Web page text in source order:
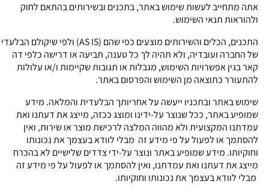
אתה מתחייב לעשות שימוש באתר, בתכנים ובשירותים בהתאם לחוק
ולהוראות תנאי השימוש.
התכנים, הכלים והשירותים מוצעים כפי שהם (AS IS) ולפי שיקולם הבלעדי
של החברה ועובדיה, ולא תהיה לך כל טענה, תביעה או דרישה כלפי דה
קאר בגין אפשרויות השימוש, מגבלות או תגובות שקיימות ו/או עלולות
להתעורר כתוצאה מן השימוש והפרסום באתר.
שימוש באתר ובתכניו ייעשה על אחריותך הבלעדית והמלאה. מידע
שמופיע באתר, ככל שנוצר על-ידינו ומוצג ככזה, מייצג את דעתנו ואת
עמדתנו המקצועית ולא מהווה המלצה לרכישת מוצר או שירות, ואין
להסתמך או לפעול על פי מידע זה מבלי לוודא בעצמך את נכונותו
וחוקיותו. מידע שמופיע באתר ונוצר על-ידי צדדים שלישיים לא בהכרח
מייצג את דעתנו ואת עמדתנו, ואין להסתמך או לפעול על פי מידע זה
מבלי לוודא בעצמך את נכונותו וחוקיותו.